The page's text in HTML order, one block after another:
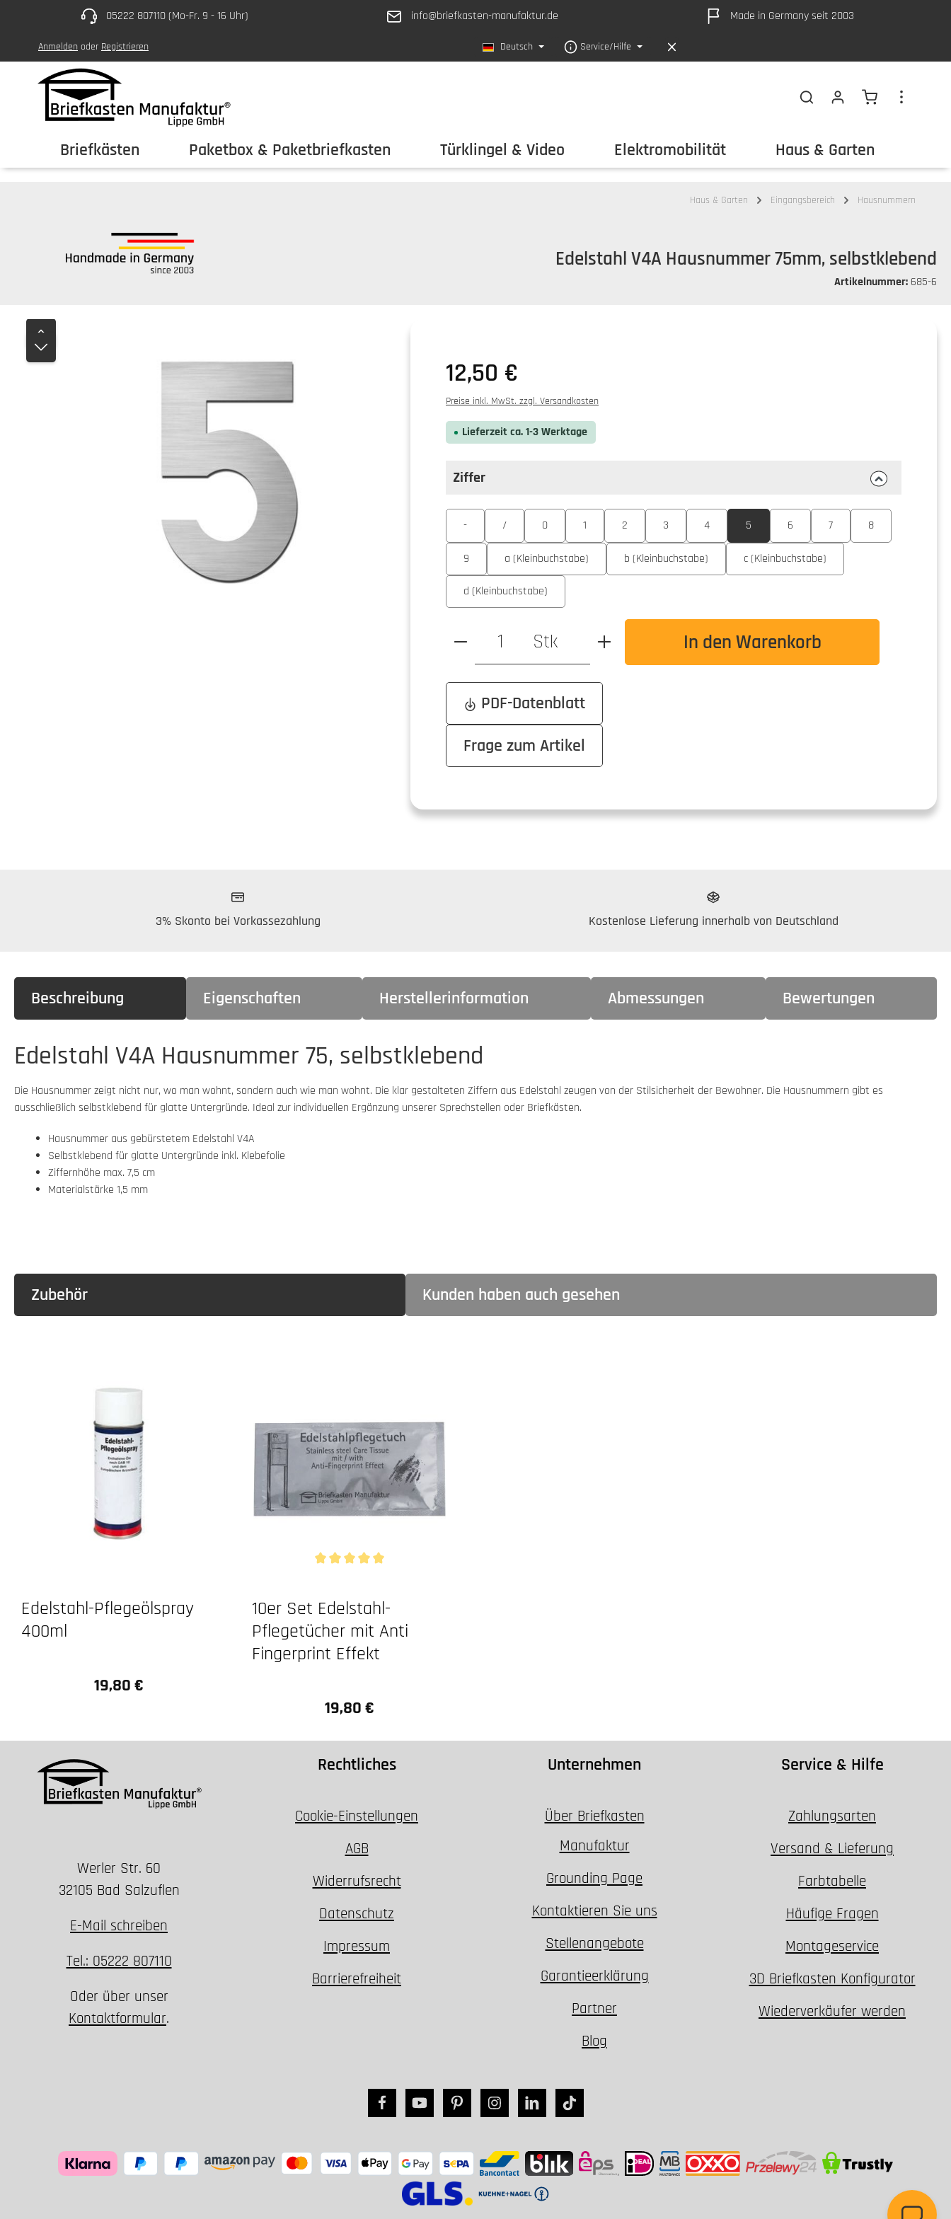
Hauptinhalt springen
Zur Hauptnavigation springen05222 807110 (Mo-Fr. 9 - 16 Uhr) info@briefkasten-manufaktur.de Made in Germany seit 2003
Anmelden oder Registrieren Deutsch Service/Hilfe
Warenkorb
Briefkästen Paketbox & Paketbriefkasten Türklingel & Video Elektromobilität Haus & Garten
Haus & Garten Eingangsbereich Hausnummern
Edelstahl V4A Hausnummer 75mm, selbstklebend
Artikelnummer: 685-6
Bildergalerie überspringen
Regulärer Preis:
12,50 €
Preise inkl. MwSt. zzgl. Versandkosten
Lieferzeit ca. 1-3 Werktage
Ziffer
Zifferauswählen
- / 0 1 2 3 4 5 6 7 8
9 a (Kleinbuchstabe) b (Kleinbuchstabe) c (Kleinbuchstabe)
d (Kleinbuchstabe)
Produkt Anzahl: Gib den gewünschten Wert ein oder benutze die
Stk In den Warenkorb
PDF-Datenblatt
Frage zum Artikel
3% Skonto bei Vorkassezahlung Kostenlose Lieferung innerhalb von Deutschland
Beschreibung Eigenschaften Herstellerinformation Abmessungen Bewertungen
Edelstahl V4A Hausnummer 75, selbstklebend
Die Hausnummer zeigt nicht nur, wo man wohnt, sondern auch wie man wohnt. Die klar gestalteten Ziffern aus Edelstahl zeugen von der Stilsicherheit der Bewohner. Die Hausnummern gibt es
ausschließlich selbstklebend für glatte Untergründe. Ideal zur individuellen Ergänzung unserer Sprechstellen oder Briefkästen.
Hausnummer aus gebürstetem Edelstahl V4A
Selbstklebend für glatte Untergründe inkl. Klebefolie
Ziffernhöhe max. 7,5 cm
Materialstärke 1,5 mm
Zubehör Kunden haben auch gesehen
Edelstahl-Pflegeölspray
400ml
Regulärer Preis:
19,80 €
10er Set Edelstahl-
Pflegetücher mit Anti
Fingerprint Effekt
Regulärer Preis:
19,80 €
Werler Str. 60
32105 Bad Salzuflen
E-Mail schreiben
Tel.: 05222 807110
Oder über unser
Kontaktformular.
Rechtliches
Cookie-Einstellungen
AGB
Widerrufsrecht
Datenschutz
Impressum
Barrierefreiheit
Unternehmen
Über Briefkasten
Manufaktur
Grounding Page
Kontaktieren Sie uns
Stellenangebote
Garantieerklärung
Partner
Blog
Service & Hilfe
Zahlungsarten
Versand & Lieferung
Farbtabelle
Häufige Fragen
Montageservice
3D Briefkasten Konfigurator
Wiederverkäufer werden